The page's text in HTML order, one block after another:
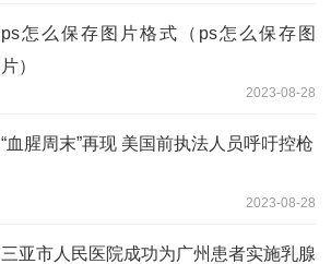
ps怎么保存图片格式（ps怎么保存图
片）
2023-08-28
“血腥周末”再现 美国前执法人员呼吁控枪
2023-08-28
三亚市人民医院成功为广州患者实施乳腺